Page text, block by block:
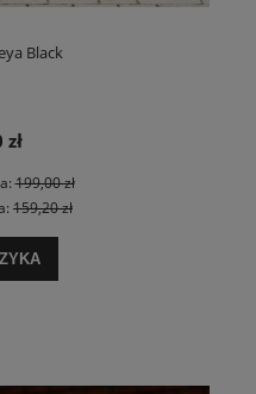
Black
zł
199,00 zł
159,20 zł